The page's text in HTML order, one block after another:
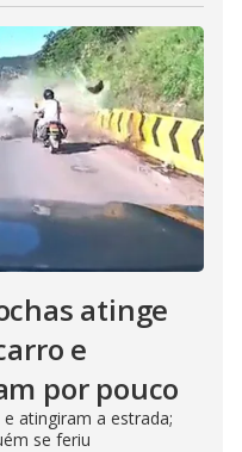
atinge
e
por pouco
atingiram a estrada;
se feriu